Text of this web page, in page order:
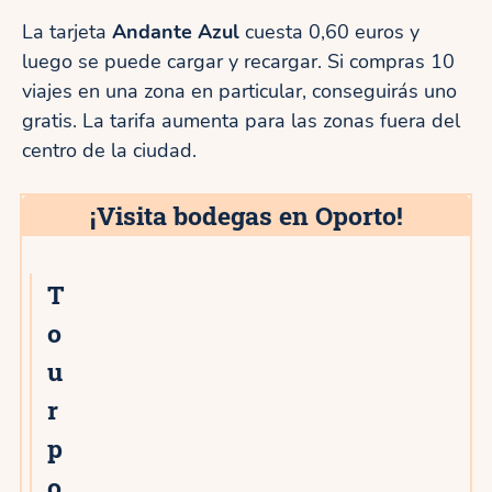
La tarjeta Andante Azul cuesta 0,60 euros y
luego se puede cargar y recargar. Si compras 10
viajes en una zona en particular, conseguirás uno
gratis. La tarifa aumenta para las zonas fuera del
centro de la ciudad.
¡Visita bodegas en Oporto!
T
o
u
r
p